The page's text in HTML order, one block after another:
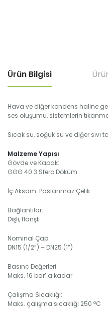
Ürün Bilgisi
Hava ve diğer kondens haline
ses oluşumu, sistemlerin
Sıcak su, soğuk su ve diğer
Malzeme Yapısı
Gövde ve Kapak:
GGG 40.3 Sfero Döküm
İç Aksam: Paslanmaz Çelik
Bağlantılar:
Dişli, flanşlı
Nominal Çap:
DN15 (1/2”) – DN25 (1”)
Basınç Değerleri:
Maks. 16 bar’ a kadar
Çalışma Sıcaklığı:
Maks. çalışma sıcaklığı 250 ºC